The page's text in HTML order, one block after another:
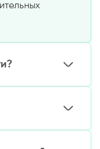
заявки.
номер